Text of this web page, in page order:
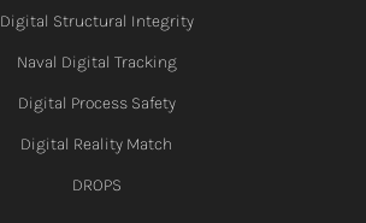
Digital Structural Integrity
Naval Digital Tracking
Digital Process Safety
Digital Reality Match
DROPS